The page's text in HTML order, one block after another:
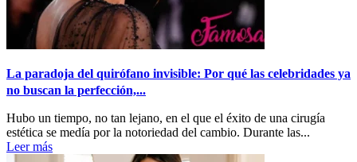
La paradoja del quirófano invisible: Por qué las celebridades ya
no buscan la perfección,...
Hubo un tiempo, no tan lejano, en el que el éxito de una cirugía
estética se medía por la notoriedad del cambio. Durante las...
Leer más